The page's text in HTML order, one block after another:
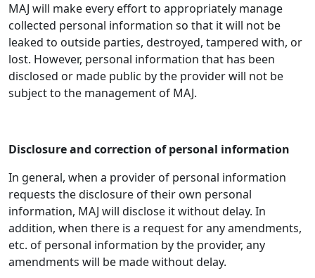
MAJ will make every effort to appropriately manage
collected personal information so that it will not be
leaked to outside parties, destroyed, tampered with, or
lost. However, personal information that has been
disclosed or made public by the provider will not be
subject to the management of MAJ.
Disclosure and correction of personal information
In general, when a provider of personal information
requests the disclosure of their own personal
information, MAJ will disclose it without delay. In
addition, when there is a request for any amendments,
etc. of personal information by the provider, any
amendments will be made without delay.